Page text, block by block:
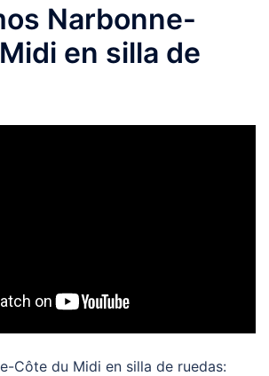
Narbonne-
en silla de
Côte du Midi en silla de ruedas: